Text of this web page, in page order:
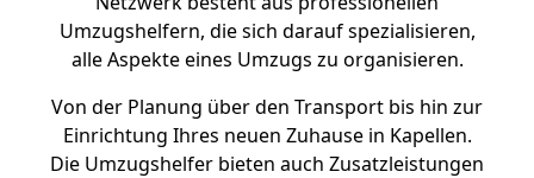
Umzugshelfern, die sich darauf spezialisieren,
alle Aspekte eines Umzugs zu organisieren.
Von der Planung über den Transport bis hin zur
Einrichtung Ihres neuen Zuhause in Kapellen.
Die Umzugshelfer bieten auch Zusatzleistungen